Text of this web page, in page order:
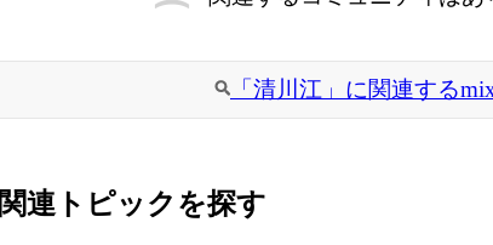
「清川江」に関連する
関連トピックを探す